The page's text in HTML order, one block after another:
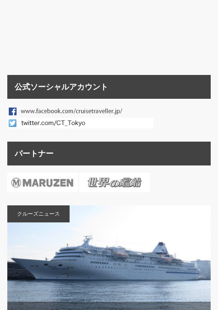
公式ソーシャルアカウント
パートナー
クルーズニュース